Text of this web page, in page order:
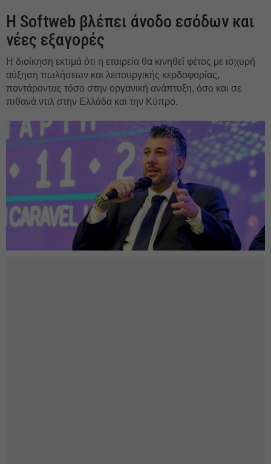
Η Softweb βλέπει άνοδο εσόδων και
νέες εξαγορές
Η διοίκηση εκτιμά ότι η εταιρεία θα κινηθεί φέτος με ισχυρή
αύξηση πωλήσεων και λειτουργικής κερδοφορίας,
ποντάροντας τόσο στην οργανική ανάπτυξη, όσο και σε
πιθανά ντιλ στην Ελλάδα και την Κύπρο.